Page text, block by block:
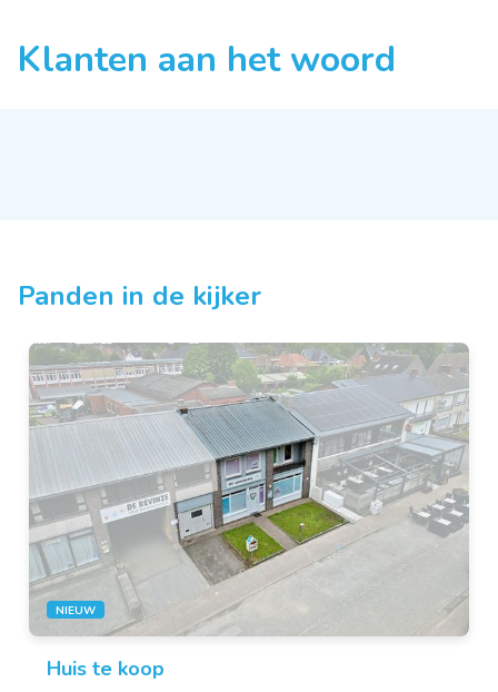
Klanten aan het woord
Panden in de kijker
NIEUW
Huis te koop